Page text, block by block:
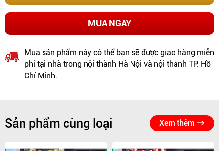
MUA NGAY
Mua sản phẩm này có thể bạn sẽ được giao hàng miễn
phí tại nhà trong nội thành Hà Nội và nội thành TP. Hồ
Chí Minh.
Sản phẩm cùng loại Xem thêm